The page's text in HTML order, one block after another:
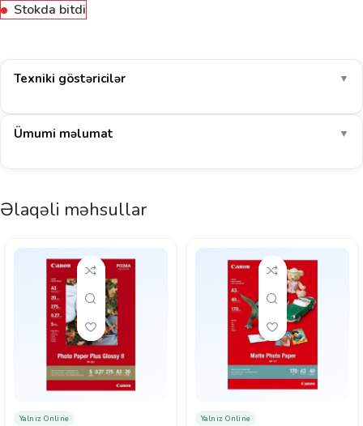
Stokda bitdi
Texniki göstəricilər ▼
Ümumi məlumat ▼
Əlaqəli məhsullar
Yalnız Online Yalnız Online